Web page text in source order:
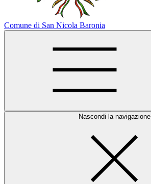
Comune di San Nicola Baronia
Nascondi la navigazione